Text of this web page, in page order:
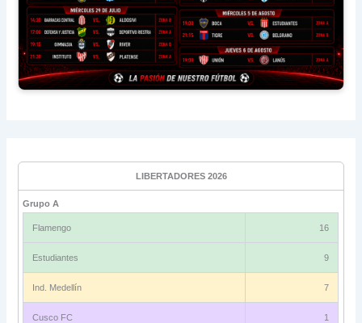
LIBERTADORES 2026
Grupo A
Flamengo 16
Estudiantes 9
Ind. Medellín 7
Cusco FC 1